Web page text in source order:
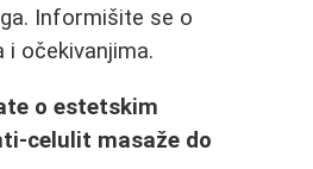
Informišite se o
očekivanjima.
o estetskim
celulit masaže do